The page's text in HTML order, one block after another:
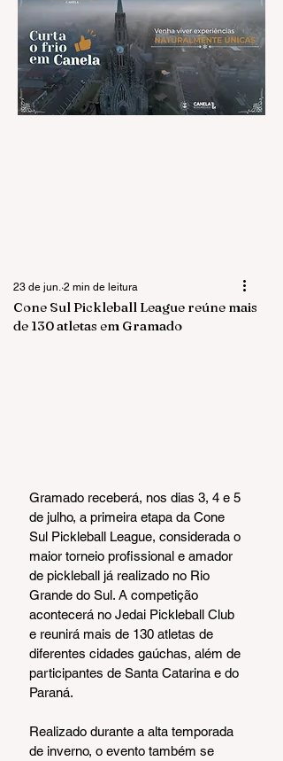
Cone Sul Pickleball League reúne mais
de 130 atletas em Gramado
23 de jun. 2 min de leitura
Gramado receberá, nos dias 3, 4 e 5
de julho, a primeira etapa da Cone
Sul Pickleball League, considerada o
maior torneio profissional e amador
de pickleball já realizado no Rio
Grande do Sul. A competição
acontecerá no Jedai Pickleball Club
e reunirá mais de 130 atletas de
diferentes cidades gaúchas, além de
participantes de Santa Catarina e do
Paraná.
Realizado durante a alta temporada
de inverno, o evento também se